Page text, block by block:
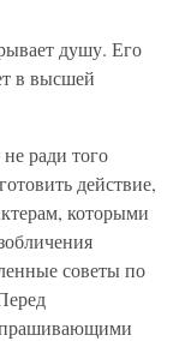
душу. Его
в высшей
ради того
действие,
которыми
советы по